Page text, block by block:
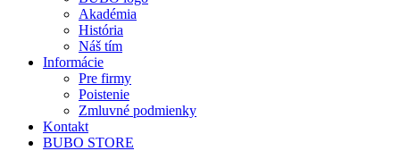
Akadémia
História
Náš tím
Informácie
Pre firmy
Poistenie
Zmluvné podmienky
Kontakt
BUBO STORE